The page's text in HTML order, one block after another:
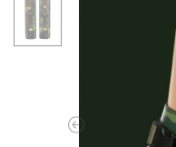
Previous